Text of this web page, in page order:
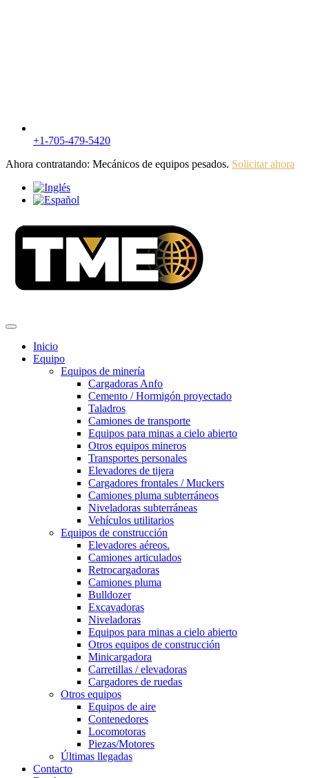
+1-705-479-5420
Ahora contratando: Mecánicos de equipos pesados. Solicitar ahora
Inicio
Equipo
Equipos de minería
Cargadoras Anfo
Cemento / Hormigón proyectado
Taladros
Camiones de transporte
Equipos para minas a cielo abierto
Otros equipos mineros
Transportes personales
Elevadores de tijera
Cargadores frontales / Muckers
Camiones pluma subterráneos
Niveladoras subterráneas
Vehículos utilitarios
Equipos de construcción
Elevadores aéreos.
Camiones articulados
Retrocargadoras
Camiones pluma
Bulldozer
Excavadoras
Niveladoras
Equipos para minas a cielo abierto
Otros equipos de construcción
Minicargadora
Carretillas / elevadoras
Cargadores de ruedas
Otros equipos
Equipos de aire
Contenedores
Locomotoras
Piezas/Motores
Últimas llegadas
Contacto